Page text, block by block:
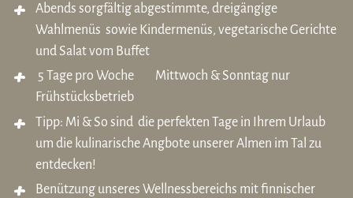
Abends sorgfältig abgestimmte, dreigängige
Wahlmenüs sowie Kindermenüs, vegetarische Gerichte
und Salat vom Buffet
5 Tage pro Woche Mittwoch & Sonntag nur
Frühstücksbetrieb
Tipp: Mi & So sind die perfekten Tage in Ihrem Urlaub
um die kulinarische Angbote unserer Almen im Tal zu
entdecken!
Benützung unseres Wellnessbereichs mit finnischer